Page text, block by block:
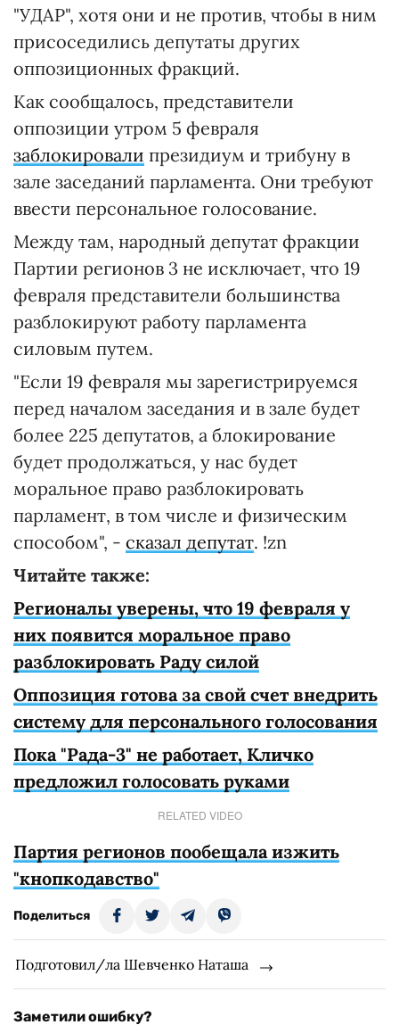
"УДАР", хотя они и не против, чтобы в ним
присоседились депутаты других
оппозиционных фракций.
Как сообщалось, представители
оппозиции утром 5 февраля
заблокировали президиум и трибуну в
зале заседаний парламента. Они требуют
ввести персональное голосование.
Между там, народный депутат фракции
Партии регионов 3 не исключает, что 19
февраля представители большинства
разблокируют работу парламента
силовым путем.
"Если 19 февраля мы зарегистрируемся
перед началом заседания и в зале будет
более 225 депутатов, а блокирование
будет продолжаться, у нас будет
моральное право разблокировать
парламент, в том числе и физическим
способом", - сказал депутат. !zn
Читайте также:
Регионалы уверены, что 19 февраля у
них появится моральное право
разблокировать Раду силой
Оппозиция готова за свой счет внедрить
систему для персонального голосования
Пока "Рада-3" не работает, Кличко
предложил голосовать руками
RELATED VIDEO
Партия регионов пообещала изжить
"кнопкодавство"
Поделиться
Подготовил/ла Шевченко Наташа
Заметили ошибку?